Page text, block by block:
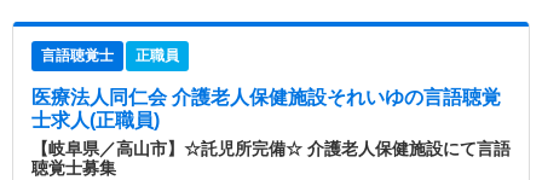
言語聴覚士 正職員
医療法人同仁会 介護老人保健施設それいゆの言語聴覚
士求人(正職員)
【岐阜県／高山市】☆託児所完備☆ 介護老人保健施設にて言語
聴覚士募集